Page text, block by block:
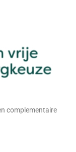
complementaire